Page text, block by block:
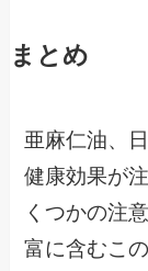
まとめ
亜麻仁油、
健康効果が
くつかの注
富に含むこ